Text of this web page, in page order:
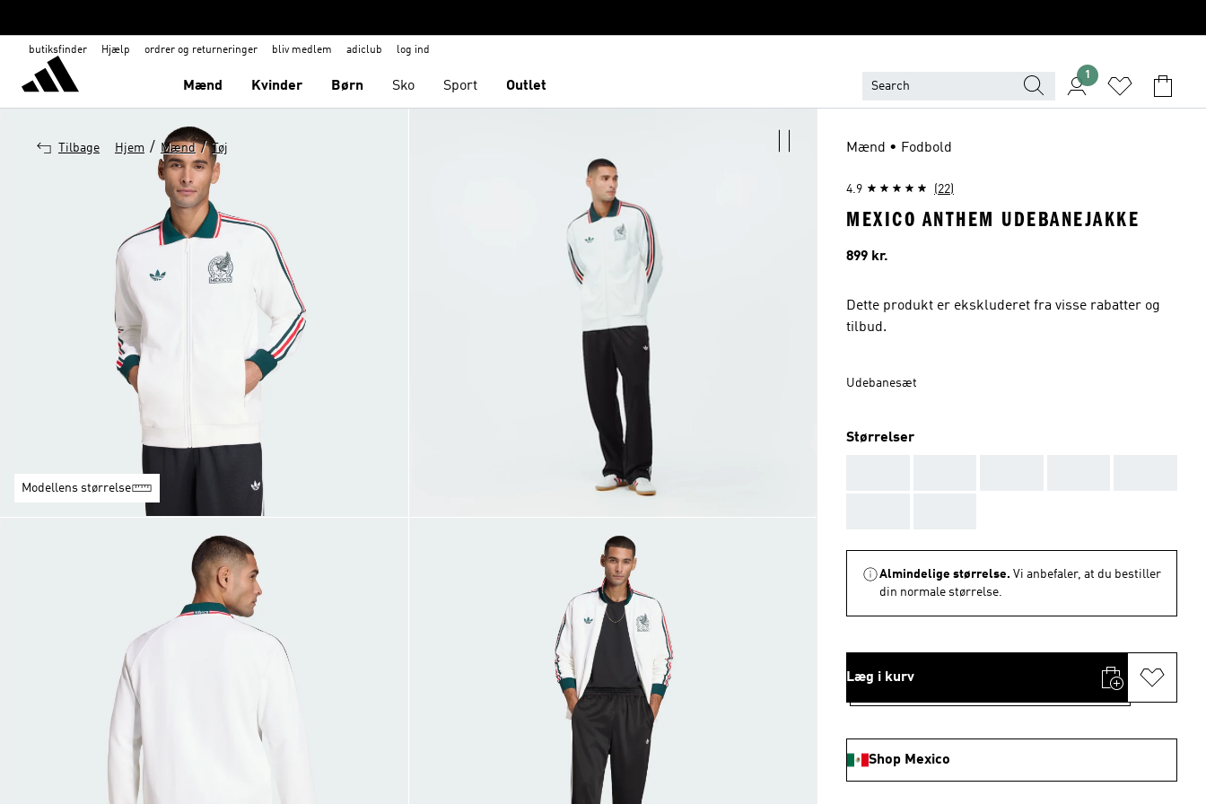
butiksfinder Hjælp ordrer og returneringer bliv medlem adiclub log ind
Mænd Kvinder Børn Sko Sport Outlet
1
Tilbage Hjem / Mænd / Tøj
Modellens størrelse
Mænd • Fodbold
4.9 (22)
MEXICO ANTHEM UDEBANEJAKKE
Pris
899 kr.
Dette produkt er ekskluderet fra visse rabatter og
tilbud.
Udebanesæt
Størrelser
Almindelige størrelse. Vi anbefaler, at du bestiller
din normale størrelse.
Læg i kurv
Shop Mexico